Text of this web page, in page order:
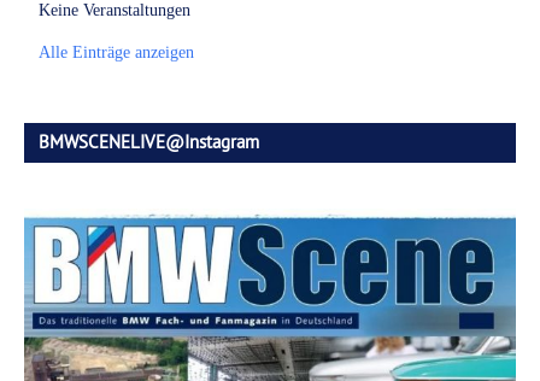
Keine Veranstaltungen
Alle Einträge anzeigen
BMWSCENELIVE@Instagram